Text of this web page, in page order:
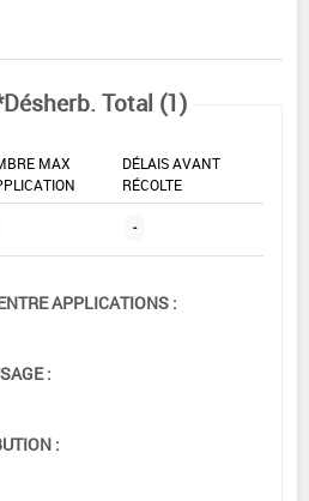
Total (1)
MAX
DÉLAIS AVANT
RÉCOLTE
-
APPLICATIONS :
:
: